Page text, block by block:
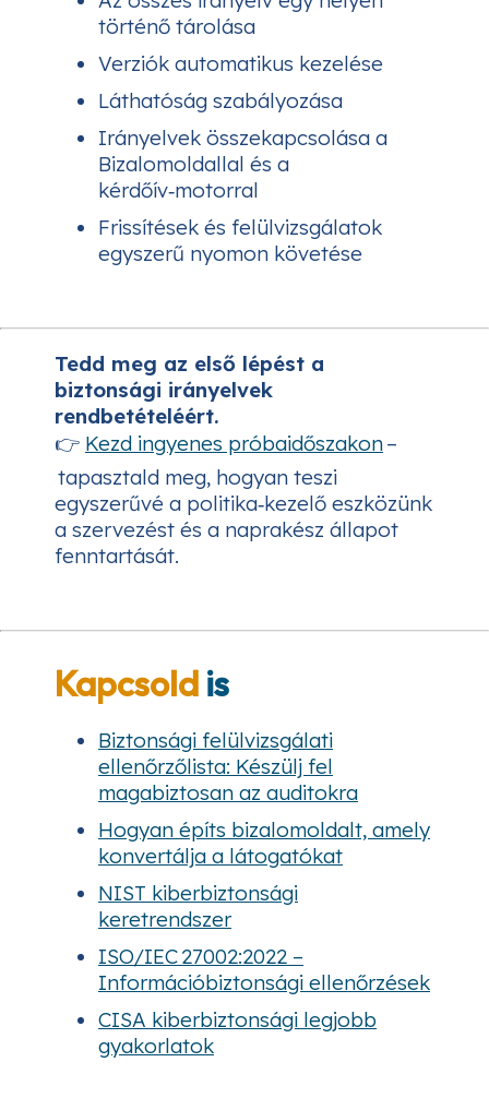
történő tárolása
Verziók automatikus kezelése
Láthatóság szabályozása
Irányelvek összekapcsolása a
Bizalomoldallal és a
kérdőív‑motorral
Frissítések és felülvizsgálatok
egyszerű nyomon követése
Tedd meg az első lépést a
biztonsági irányelvek
rendbetételéért.
👉 Kezd ingyenes próbaidőszakon–
tapasztald meg, hogyan teszi
egyszerűvé a politika‑kezelő eszközünk
a szervezést és a naprakész állapot
fenntartását.
Kapcsold is
Biztonsági felülvizsgálati
ellenőrzőlista: Készülj fel
magabiztosan az auditokra
Hogyan építs bizalomoldalt, amely
konvertálja a látogatókat
NIST kiberbiztonsági
keretrendszer
ISO/IEC 27002:2022 –
Információbiztonsági ellenőrzések
CISA kiberbiztonsági legjobb
gyakorlatok